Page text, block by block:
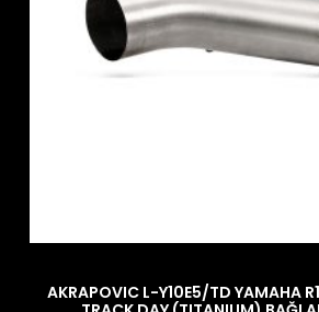
AKRAPOVIC L-Y10E5/TD YAMAHA